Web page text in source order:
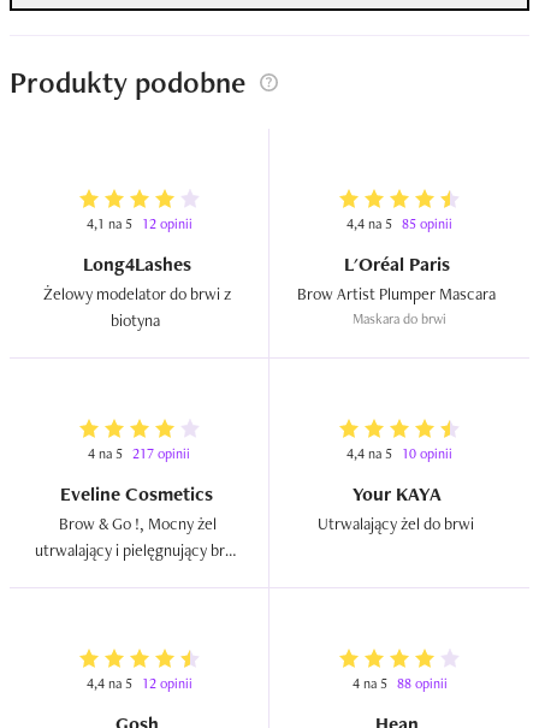
bardzo sztywnym efektem. Przy demakijażu żel schodzi
To taki produkt, który daje mi poczucie, że brwi są
zadbane i ładnie ułożone, ale w naturalny sposób, bez
Produkty podobne
4,1 na 5 12 opinii
Long4Lashes
Żelowy modelator do brwi z
4,4 na 5 85 opinii
L'Oréal Paris
Maskara do brwi
4 na 5 217 opinii
Eveline Cosmetics
Brow & Go !, Mocny żel
utrwalający i pielęgnujący brwi
4,4 na 5 10 opinii
Your KAYA
4,4 na 5 12 opinii 4 na 5 88 opinii